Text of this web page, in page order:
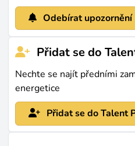
Odebírat upozornění
Přidat se do
Nechte se najít předními
energetice
Přidat se do Talent